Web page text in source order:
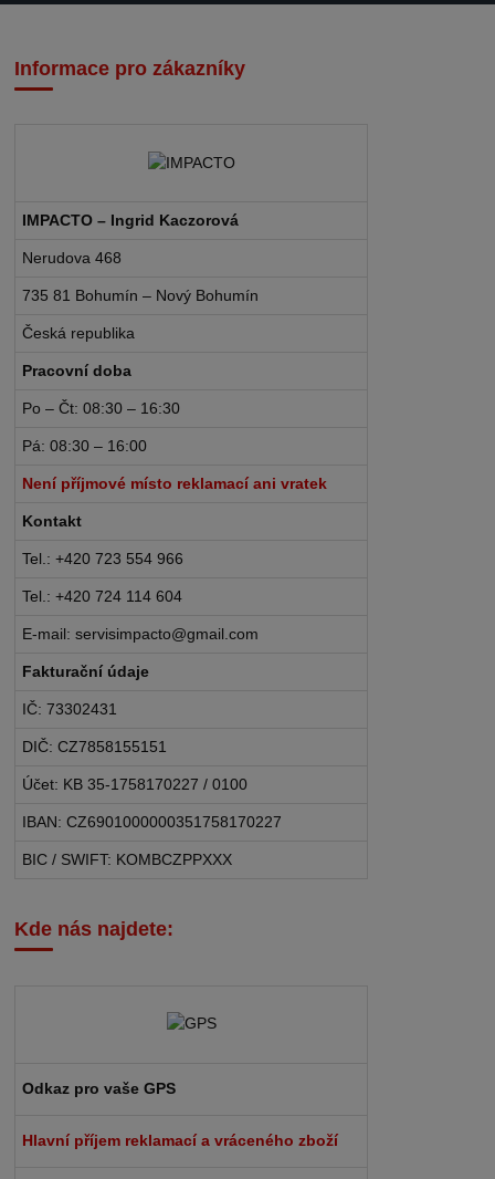
Informace pro zákazníky
IMPACTO – Ingrid Kaczorová
Nerudova 468
735 81 Bohumín – Nový Bohumín
Česká republika
Pracovní doba
Po – Čt: 08:30 – 16:30
Pá: 08:30 – 16:00
Není příjmové místo reklamací ani vratek
Kontakt
Tel.: +420 723 554 966
Tel.: +420 724 114 604
E-mail: servisimpacto@gmail.com
Fakturační údaje
IČ: 73302431
DIČ: CZ7858155151
Účet: KB 35-1758170227 / 0100
IBAN: CZ6901000000351758170227
BIC / SWIFT: KOMBCZPPXXX
Kde nás najdete:
Odkaz pro vaše GPS
Hlavní příjem reklamací a vráceného zboží